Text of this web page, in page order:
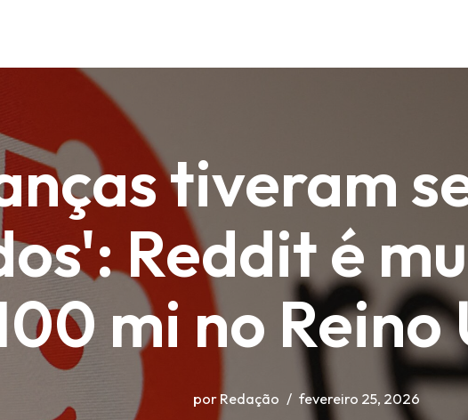
tiveram
Reddit é
mi no Reino
por Redação fevereiro 25, 2026